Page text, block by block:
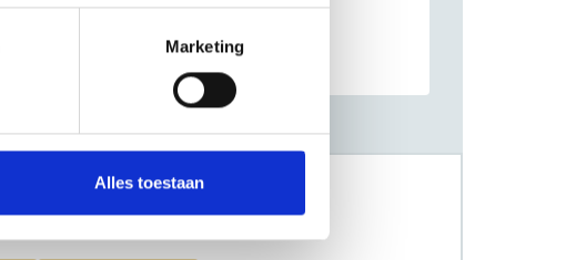
Marketing
Alles toestaan